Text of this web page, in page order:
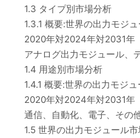
1.3 タイプ別市場分析
1.3.1 概要:世界の出力モジ
2020年対2024年対2031年
アナログ出力モジュール、
1.4 用途別市場分析
1.4.1 概要:世界の出力モジ
2020年対2024年対2031年
通信、自動化、電子、その
1.5 世界の出力モジュール